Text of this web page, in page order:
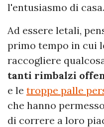
l'entusiasmo di casa.
Ad essere letali,
primo tempo in cui
raccogliere
tanti rimbalzi
e le troppe palle
che hanno
di correre a loro